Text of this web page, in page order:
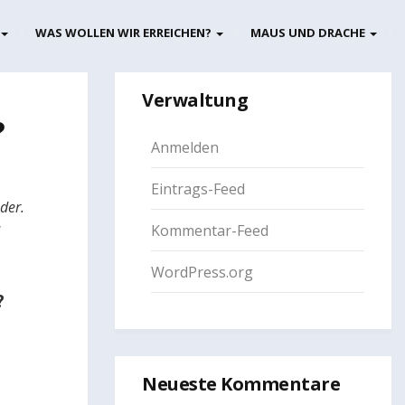
WAS WOLLEN WIR ERREICHEN? MAUS UND DRACHE
Verwaltung
Anmelden
Eintrags-Feed
Kommentar-Feed
WordPress.org
Neueste Kommentare